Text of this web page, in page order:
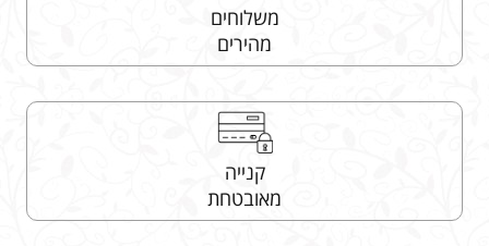
משלוחים
מהירים
קנייה
מאובטחת